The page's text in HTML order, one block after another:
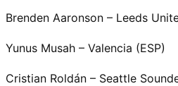
Brenden Aaronson – Leeds
Yunus Musah – Valencia (ESP)
Cristian Roldán – Seattle